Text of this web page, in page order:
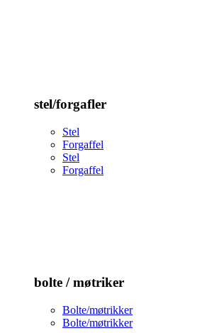
stel/forgafler
Stel
Forgaffel
Stel
Forgaffel
bolte / møtriker
Bolte/møtrikker
Bolte/møtrikker